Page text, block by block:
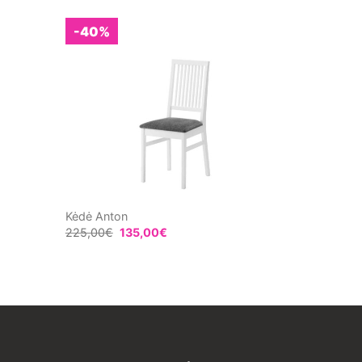
-40%
Kėdė Anton
225,00€ 135,00€